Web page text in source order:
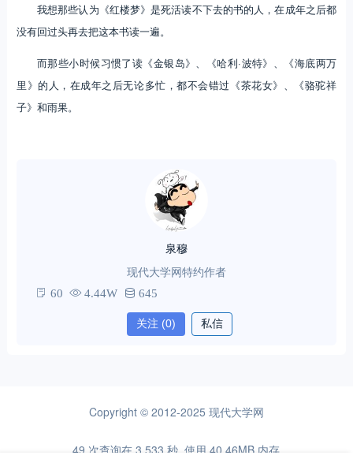
我想那些认为《红楼梦》是死活读不下去的书的人，在成年之后都
没有回过头再去把这本书读一遍。
而那些小时候习惯了读《金银岛》、《哈利·波特》、《海底两万
里》的人，在成年之后无论多忙，都不会错过《茶花女》、《骆驼祥
子》和雨果。
泉穆
现代大学网特约作者
60 4.44W 645
关注 (0) 私信
Copyright © 2012-2025 现代大学网
49 次查询在 3.533 秒, 使用 40.46MB 内存